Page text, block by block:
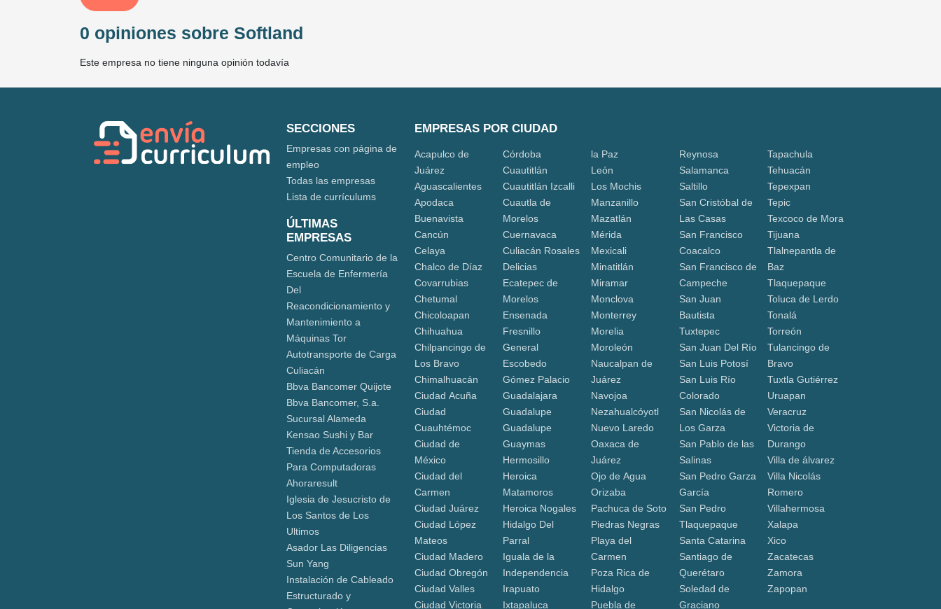
0 opiniones sobre Softland
Este empresa no tiene ninguna opinión todavía
SECCIONES
Empresas con página de
empleo
Todas las empresas
Lista de currículums
ÚLTIMAS
EMPRESAS
Centro Comunitario de la
Escuela de Enfermería
Del
Reacondicionamiento y
Mantenimiento a
Máquinas Tor
Autotransporte de Carga
Culiacán
Bbva Bancomer Quijote
Bbva Bancomer, S.a.
Sucursal Alameda
Kensao Sushi y Bar
Tienda de Accesorios
Para Computadoras
Ahoraresult
Iglesia de Jesucristo de
Los Santos de Los
Ultimos
Asador Las Diligencias
Sun Yang
Instalación de Cableado
Estructurado y
EMPRESAS POR CIUDAD
Acapulco de
Juárez
Aguascalientes
Apodaca
Buenavista
Cancún
Celaya
Chalco de Díaz
Covarrubias
Chetumal
Chicoloapan
Chihuahua
Chilpancingo de
Los Bravo
Chimalhuacán
Ciudad Acuña
Ciudad
Cuauhtémoc
Ciudad de
México
Ciudad del
Carmen
Ciudad Juárez
Ciudad López
Mateos
Ciudad Madero
Ciudad Obregón
Ciudad Valles
Ciudad Victoria
Córdoba
Cuautitlán
Cuautitlán Izcalli
Cuautla de
Morelos
Cuernavaca
Culiacán Rosales
Delicias
Ecatepec de
Morelos
Ensenada
Fresnillo
General
Escobedo
Gómez Palacio
Guadalajara
Guadalupe
Guadalupe
Guaymas
Hermosillo
Heroica
Matamoros
Heroica Nogales
Hidalgo Del
Parral
Iguala de la
Independencia
Irapuato
Ixtapaluca
la Paz
León
Los Mochis
Manzanillo
Mazatlán
Mérida
Mexicali
Minatitlán
Miramar
Monclova
Monterrey
Morelia
Moroleón
Naucalpan de
Juárez
Navojoa
Nezahualcóyotl
Nuevo Laredo
Oaxaca de
Juárez
Ojo de Agua
Orizaba
Pachuca de Soto
Piedras Negras
Playa del
Carmen
Poza Rica de
Hidalgo
Puebla de
Reynosa
Salamanca
Saltillo
San Cristóbal de
Las Casas
San Francisco
Coacalco
San Francisco de
Campeche
San Juan
Bautista
Tuxtepec
San Juan Del Río
San Luis Potosí
San Luis Río
Colorado
San Nicolás de
Los Garza
San Pablo de las
Salinas
San Pedro Garza
García
San Pedro
Tlaquepaque
Santa Catarina
Santiago de
Querétaro
Soledad de
Graciano
Tapachula
Tehuacán
Tepexpan
Tepic
Texcoco de Mora
Tijuana
Tlalnepantla de
Baz
Tlaquepaque
Toluca de Lerdo
Tonalá
Torreón
Tulancingo de
Bravo
Tuxtla Gutiérrez
Uruapan
Veracruz
Victoria de
Durango
Villa de álvarez
Villa Nicolás
Romero
Villahermosa
Xalapa
Xico
Zacatecas
Zamora
Zapopan